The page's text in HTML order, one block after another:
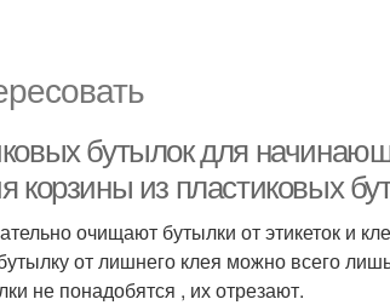
бутылок для
корзины из пластиковых
очищают бутылки от этикеток и
от лишнего клея можно всего
не понадобятся , их отрезают.